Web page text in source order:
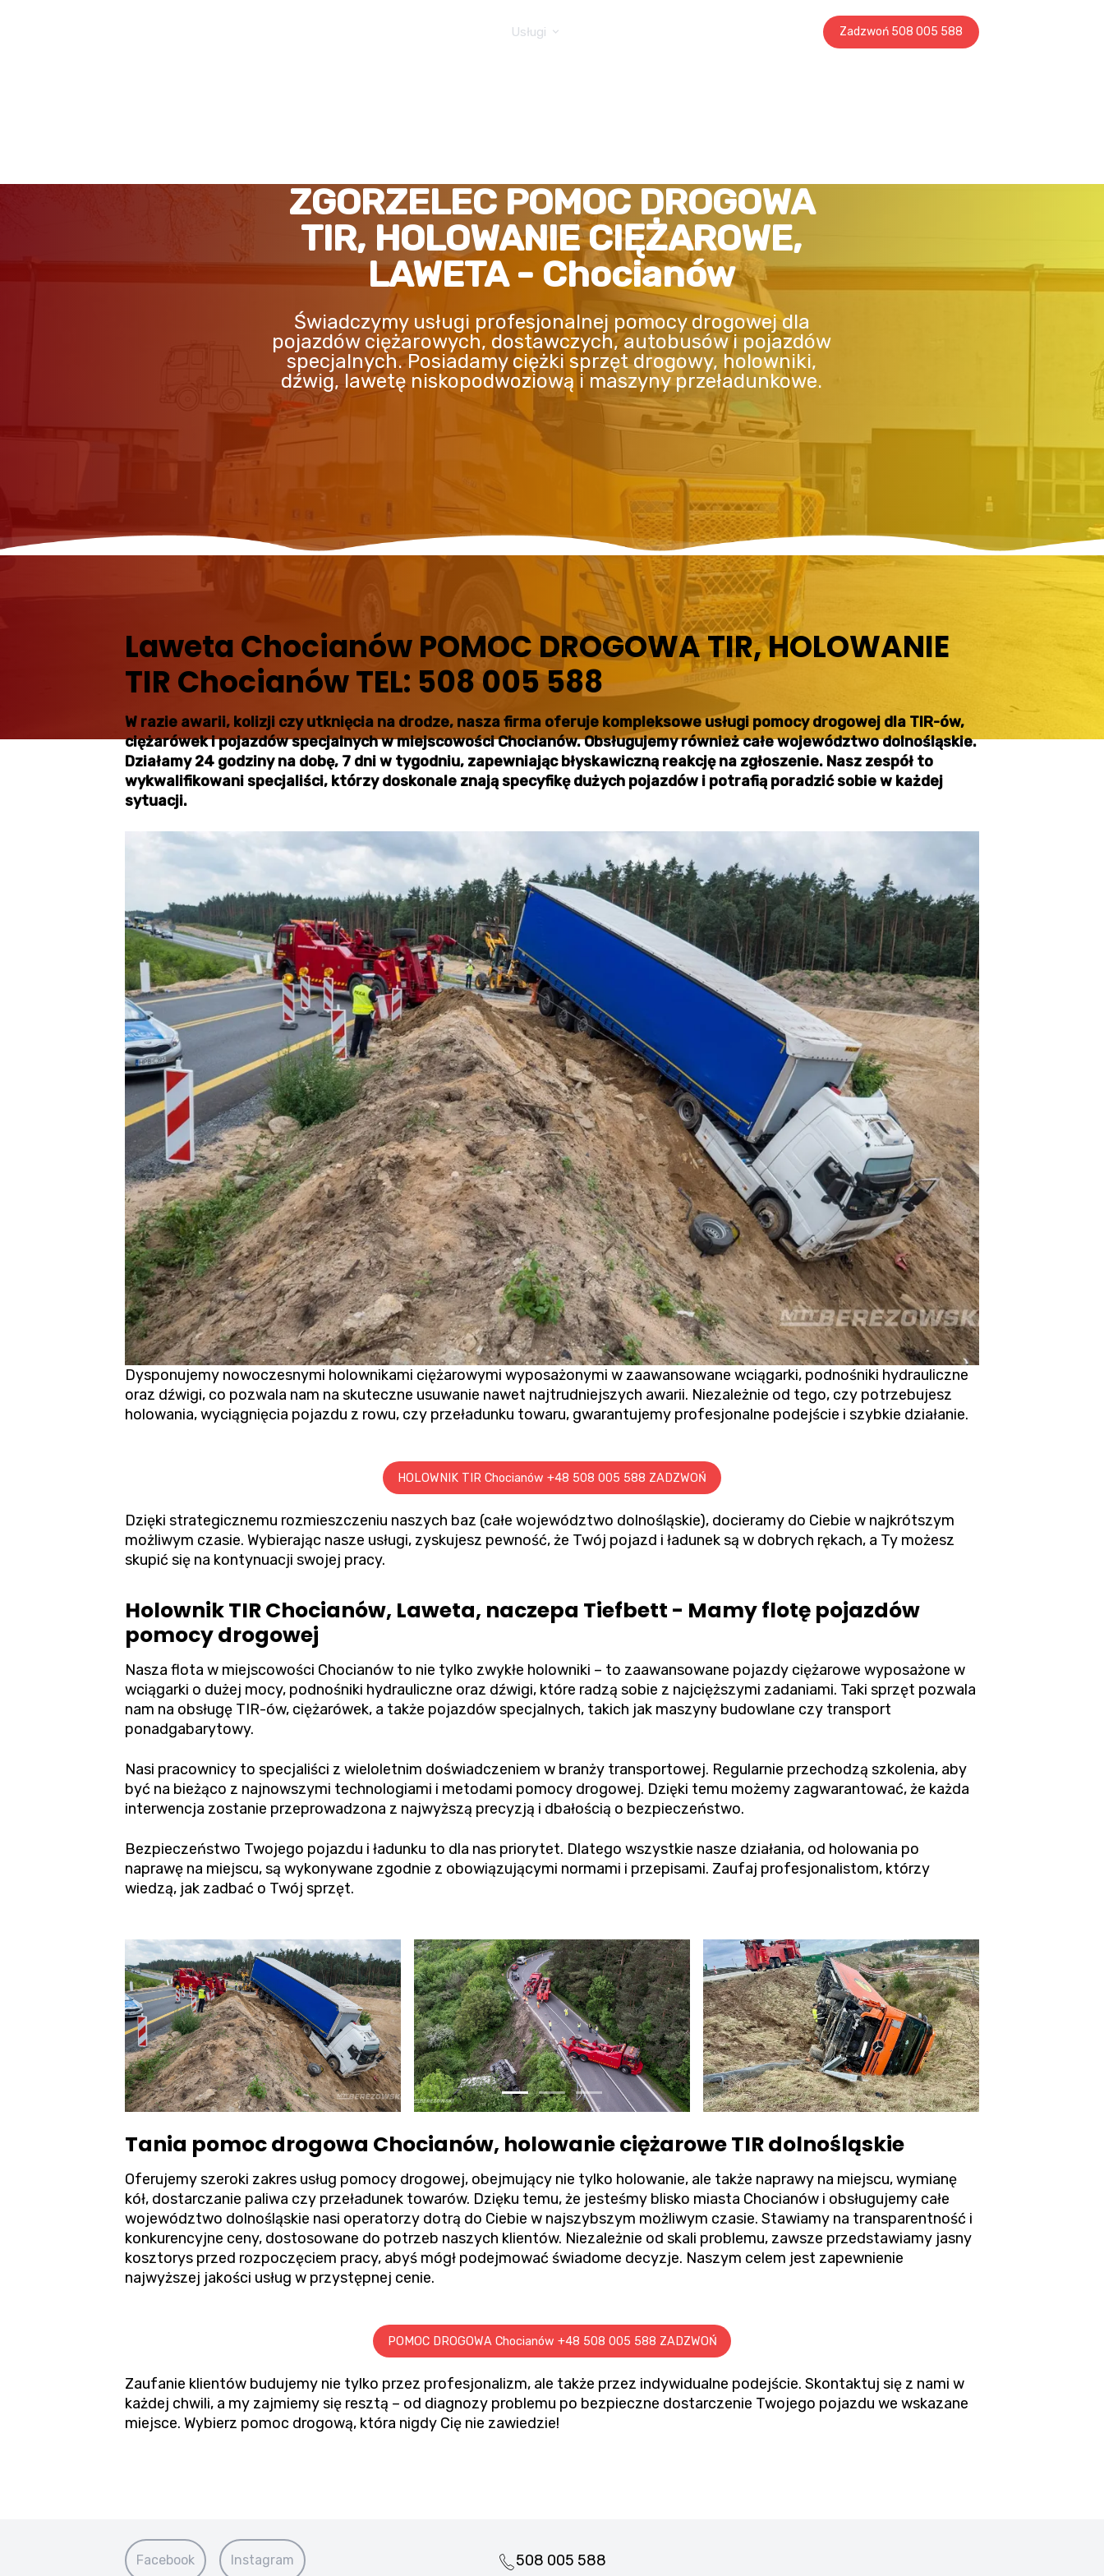
Zadzwoń 508 005 588
Usługi
ZGORZELEC POMOC DROGOWA
TIR, HOLOWANIE CIĘŻAROWE,
LAWETA - Chocianów
Świadczymy usługi profesjonalnej pomocy drogowej dla
pojazdów ciężarowych, dostawczych, autobusów i pojazdów
specjalnych. Posiadamy ciężki sprzęt drogowy, holowniki,
dźwig, lawetę niskopodwoziową i maszyny przeładunkowe.
Laweta Chocianów POMOC DROGOWA TIR, HOLOWANIE
TIR Chocianów TEL: 508 005 588
W razie awarii, kolizji czy utknięcia na drodze, nasza firma oferuje kompleksowe usługi pomocy drogowej dla TIR-ów,
ciężarówek i pojazdów specjalnych w miejscowości Chocianów. Obsługujemy również całe województwo dolnośląskie.
Działamy 24 godziny na dobę, 7 dni w tygodniu, zapewniając błyskawiczną reakcję na zgłoszenie. Nasz zespół to
wykwalifikowani specjaliści, którzy doskonale znają specyfikę dużych pojazdów i potrafią poradzić sobie w każdej
sytuacji.
Dysponujemy nowoczesnymi holownikami ciężarowymi wyposażonymi w zaawansowane wciągarki, podnośniki hydrauliczne
oraz dźwigi, co pozwala nam na skuteczne usuwanie nawet najtrudniejszych awarii. Niezależnie od tego, czy potrzebujesz
holowania,wyciągnięcia pojazdu z rowu, czy przeładunku towaru, gwarantujemy profesjonalne podejście i szybkie działanie.
HOLOWNIK TIR Chocianów +48 508 005 588 ZADZWOŃ
Dzięki strategicznemu rozmieszczeniu naszych baz (całe województwo dolnośląskie), docieramy do Ciebie w najkrótszym
możliwym czasie. Wybierając nasze usługi, zyskujesz pewność, że Twój pojazd i ładunek są w dobrych rękach, a Ty możesz
skupić się na kontynuacji swojej pracy.
Holownik TIR Chocianów, Laweta, naczepa Tiefbett - Mamy flotę pojazdów
pomocy drogowej
Nasza flota w miejscowości Chocianów to nie tylko zwykłe holowniki – to zaawansowane pojazdy ciężarowe wyposażone w
wciągarki o dużej mocy, podnośniki hydrauliczne oraz dźwigi, które radzą sobie z najcięższymi zadaniami. Taki sprzęt pozwala
nam na obsługę TIR-ów, ciężarówek, a także pojazdów specjalnych, takich jak maszyny budowlane czy transport
ponadgabarytowy.
Nasi pracownicy to specjaliści z wieloletnim doświadczeniem w branży transportowej. Regularnie przechodzą szkolenia, aby
być na bieżąco z najnowszymi technologiami i metodami pomocy drogowej. Dzięki temu możemy zagwarantować, że każda
interwencja zostanie przeprowadzona z najwyższą precyzją i dbałością o bezpieczeństwo.
Bezpieczeństwo Twojego pojazdu i ładunku to dla nas priorytet. Dlatego wszystkie nasze działania, od holowania po
naprawę na miejscu, są wykonywane zgodnie z obowiązującymi normami i przepisami. Zaufaj profesjonalistom, którzy
wiedzą, jak zadbać o Twój sprzęt.
Tania pomoc drogowa Chocianów, holowanie ciężarowe TIR dolnośląskie
Oferujemy szeroki zakres usług pomocy drogowej, obejmujący nie tylko holowanie, ale także naprawy na miejscu, wymianę
kół, dostarczanie paliwa czy przeładunek towarów. Dzięku temu, że jesteśmy blisko miasta Chocianów i obsługujemy całe
województwo dolnośląskie nasi operatorzy dotrą do Ciebie w najszybszym możliwym czasie. Stawiamy na transparentność i
konkurencyjne ceny, dostosowane do potrzeb naszych klientów. Niezależnie od skali problemu, zawsze przedstawiamy jasny
kosztorys przed rozpoczęciem pracy, abyś mógł podejmować świadome decyzje. Naszym celem jest zapewnienie
najwyższej jakości usług w przystępnej cenie.
POMOC DROGOWA Chocianów +48 508 005 588 ZADZWOŃ
Zaufanie klientów budujemy nie tylko przez profesjonalizm, ale także przez indywidualne podejście. Skontaktuj się z nami w
każdej chwili, a my zajmiemy się resztą – od diagnozy problemu po bezpieczne dostarczenie Twojego pojazdu we wskazane
miejsce. Wybierz pomoc drogową, która nigdy Cię nie zawiedzie!
Facebook Instagram 508 005 588